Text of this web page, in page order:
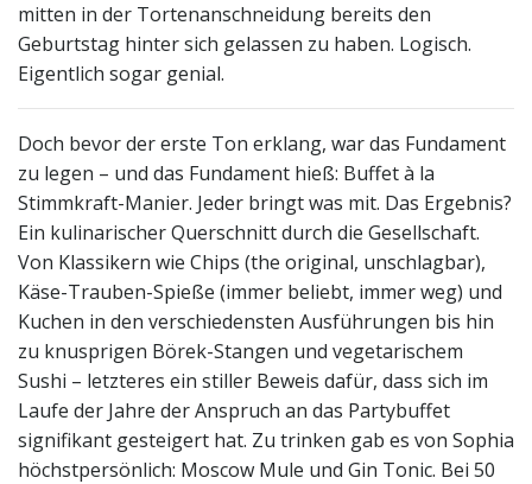
mitten in der Tortenanschneidung bereits den
Geburtstag hinter sich gelassen zu haben. Logisch.
Eigentlich sogar genial.
Doch bevor der erste Ton erklang, war das Fundament
zu legen – und das Fundament hieß: Buffet à la
Stimmkraft-Manier. Jeder bringt was mit. Das Ergebnis?
Ein kulinarischer Querschnitt durch die Gesellschaft.
Von Klassikern wie Chips (the original, unschlagbar),
Käse-Trauben-Spieße (immer beliebt, immer weg) und
Kuchen in den verschiedensten Ausführungen bis hin
zu knusprigen Börek-Stangen und vegetarischem
Sushi – letzteres ein stiller Beweis dafür, dass sich im
Laufe der Jahre der Anspruch an das Partybuffet
signifikant gesteigert hat. Zu trinken gab es von Sophia
höchstpersönlich: Moscow Mule und Gin Tonic. Bei 50